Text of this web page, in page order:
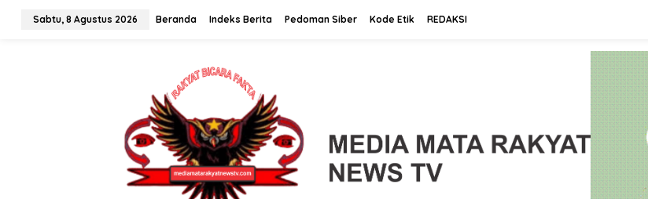
Sabtu, 8 Agustus 2026 Beranda Indeks Berita Pedoman Siber Kode Etik REDAKSI